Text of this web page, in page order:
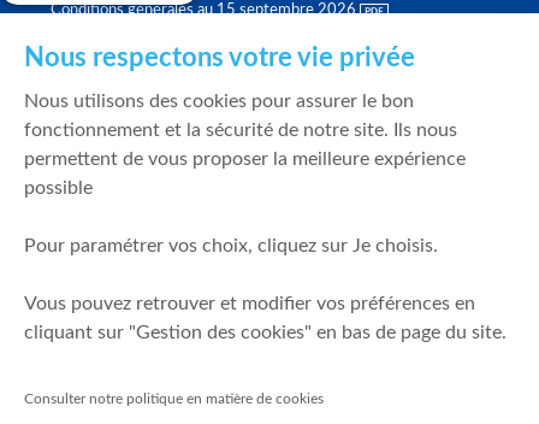
Conditions générales au 15 septembre 2026
Politique de meilleure sélection
Politique de durabilité
Fonds de garantie des dépôts et de résolution
Mentions légales
Prévention de la fraude
Nous respectons votre vie privée
Nous utilisons des cookies pour assurer le bon
fonctionnement et la sécurité de notre site. Ils nous
permettent de vous proposer la meilleure expérience
possible
Pour paramétrer vos choix, cliquez sur Je choisis.
Vous pouvez retrouver et modifier vos préférences en
cliquant sur "Gestion des cookies" en bas de page du site.
Consulter notre politique en matière de cookies